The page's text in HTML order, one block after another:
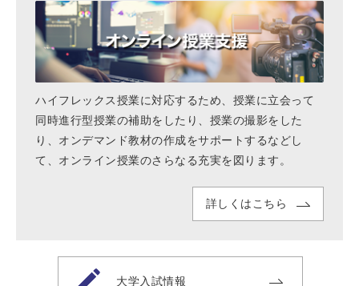
ハイフレックス授業に対応するため、授業に立会って
同時進行型授業の補助をしたり、授業の撮影をした
り、オンデマンド教材の作成をサポートするなどし
て、オンライン授業のさらなる充実を図ります。
詳しくはこちら
大学入試情報